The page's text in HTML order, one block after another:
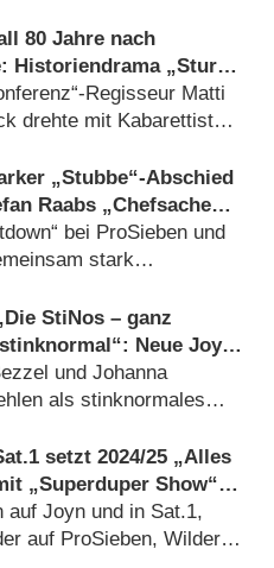
80 Jahre nach
Historiendrama „Sturm
startet
Regisseur Matti
drehte mit Kabarettist
„Stubbe“-Abschied
Raabs „Chefsache
bei den Jüngeren vorn
bei ProSieben und
stark
StiNos – ganz
Neue Joyn-
noch in dieser
und Johanna
als stinknormales
setzt 2024/​25 „Alles
„Superduper Show“,
Chris Tall, Paul
und „TV total XXL“
auf Joyn und in Sat.1,
auf ProSieben, Wilder